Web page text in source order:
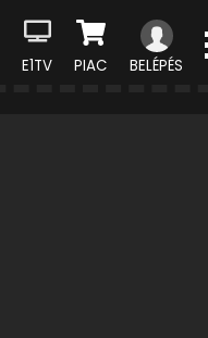
E1TV PIAC BELÉPÉS